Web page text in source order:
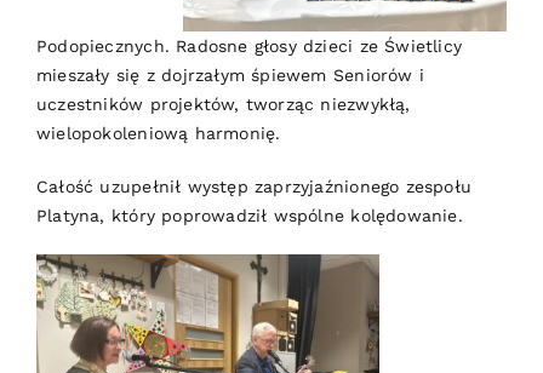
Podopiecznych. Radosne głosy dzieci ze Świetlicy
mieszały się z dojrzałym śpiewem Seniorów i
uczestników projektów, tworząc niezwykłą,
wielopokoleniową harmonię.
Całość uzupełnił występ zaprzyjaźnionego zespołu
Platyna, który poprowadził wspólne kolędowanie.